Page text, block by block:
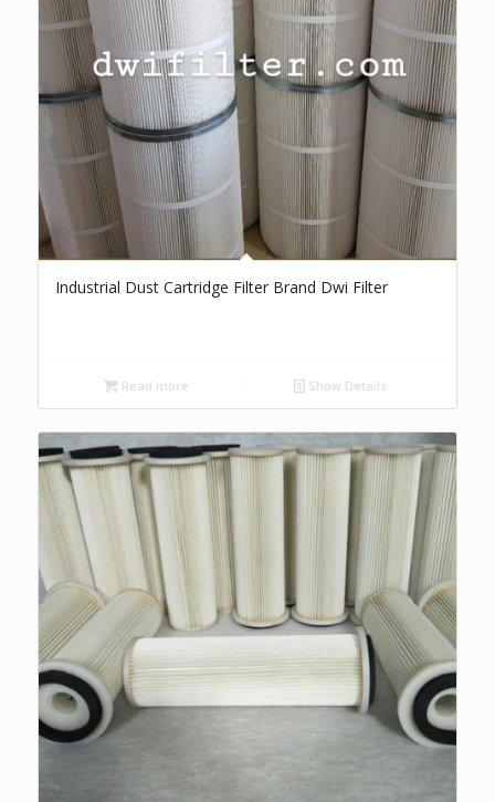
Industrial Dust Cartridge Filter Brand Dwi Filter
Read more Show Details